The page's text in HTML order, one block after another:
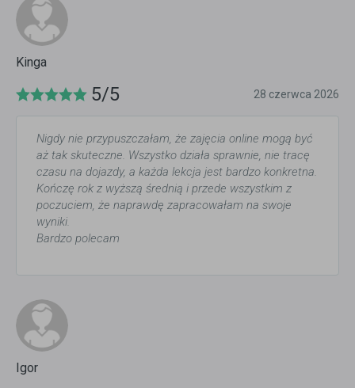
Kinga
5/5 28 czerwca 2026
Nigdy nie przypuszczałam, że zajęcia online mogą być
aż tak skuteczne. Wszystko działa sprawnie, nie tracę
czasu na dojazdy, a każda lekcja jest bardzo konkretna.
Kończę rok z wyższą średnią i przede wszystkim z
poczuciem, że naprawdę zapracowałam na swoje
wyniki.
Bardzo polecam
Igor